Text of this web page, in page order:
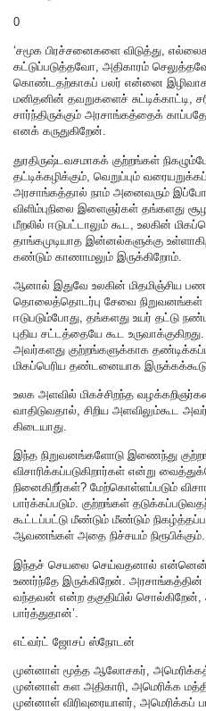
0
‘சமூக பிரச்சனைகளை விடுத்து,
கட்டுப்படுத்தவோ, அதிகாரம்
கொண்டதற்காகப் பலர் என்னை இழிவாக
மனிதனின் தவறுகளைச் சுட்டிக்காட்டி,
சார்ந்திருக்கும் அரசாங்கத்தைக்
எனக் கருதுகிறேன்.
துரதிருஷ்டவசமாகக் குற்றங்கள்
தட்டிக்கழிக்கும், வெறுப்பும்
அரசாங்கத்தால் நாம் அனைவரும் இப்போது
விளிம்புநிலை இளைஞர்கள் தங்களது
மீறலில் ஈடுபட்டாலும் கூட, உலகின்
தாங்கமுடியாத இன்னல்களுக்கு
கண்டும் காணாமலும் இருக்கிறோம்.
ஆனால் இதுவே உலகின் மிதமிஞ்சிய
தொலைத்தொடர்பு சேவை நிறுவனங்கள்
ஈடுபடும்போது, தங்களது உயர் தட்டு
புதிய சட்டத்தையே கூட
அவர்களது குற்றங்களுக்காக
மிகப்பெரிய தண்டனையாக
உலக அளவில் மிகச்சிறந்த
வாதிடுவதால், சிறிய அளவிலும்கூட
கிடையாது.
இந்த நிறுவனங்களோடு இணைந்து
விசாரிக்கப்படுகிறார்கள் என்று
நினைகிறீர்கள்? மேற்கொள்ளப்படும்
பார்க்கப்படும். குற்றங்கள்
கூட்டப்பட்டு மீண்டும் மீண்டும்
ஆவணங்கள் அதை நிச்சயம் நிரூபிக்கும்.
இந்தச் செயலை செய்வதனால் என்னென்ன
உணர்ந்தே இருக்கிறேன்.
வந்தவன் என்ற தகுதியில்
பார்த்துதான்’.
எட்வர்ட் ஜோசப் ஸ்நோடன்
முன்னாள் மூத்த ஆலோசகர், அமெரிக்கத்
முன்னாள் கள அதிகாரி, அமெரிக்க
முன்னாள் விரிவுரையாளர், அமெரிக்கப்